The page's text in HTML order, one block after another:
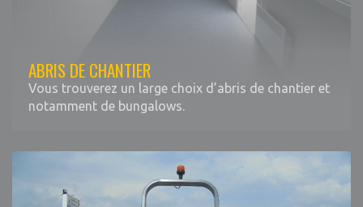
ABRIS DE CHANTIER
Vous trouverez un large choix d’abris de chantier et
notamment de bungalows.